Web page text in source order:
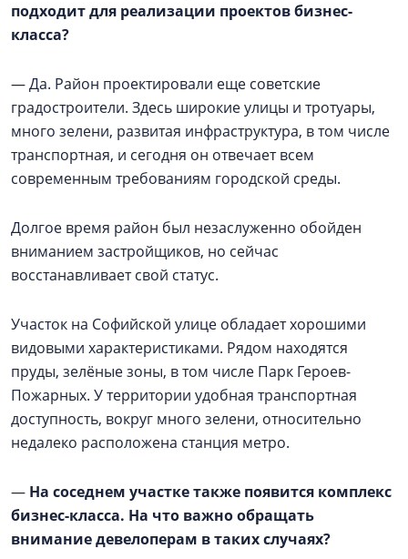
подходит для реализации проектов бизнес-
класса?
— Да. Район проектировали еще советские
градостроители. Здесь широкие улицы и тротуары,
много зелени, развитая инфраструктура, в том числе
транспортная, и сегодня он отвечает всем
современным требованиям городской среды.
Долгое время район был незаслуженно обойден
вниманием застройщиков, но сейчас
восстанавливает свой статус.
Участок на Софийской улице обладает хорошими
видовыми характеристиками. Рядом находятся
пруды, зелёные зоны, в том числе Парк Героев-
Пожарных. У территории удобная транспортная
доступность, вокруг много зелени, относительно
недалеко расположена станция метро.
— На соседнем участке также появится комплекс
бизнес-класса. На что важно обращать
внимание девелоперам в таких случаях?